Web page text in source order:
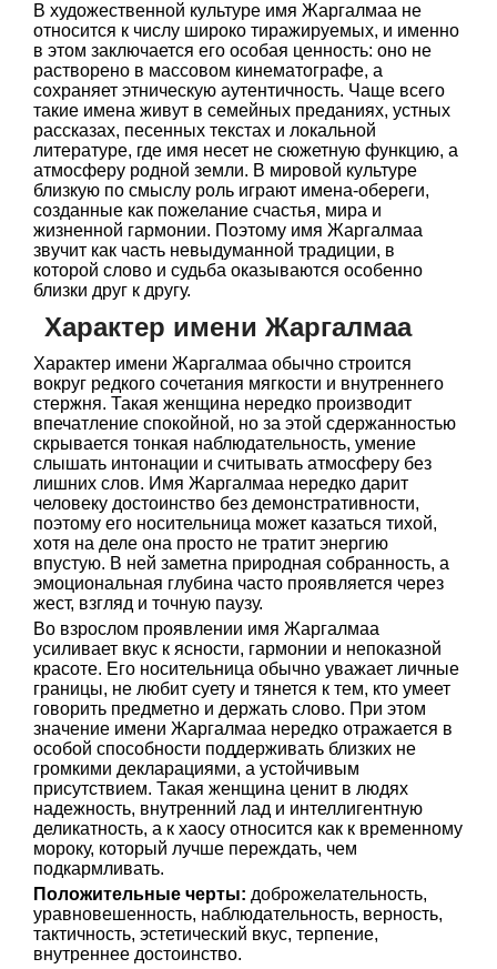
В художественной культуре имя Жаргалмаа не
относится к числу широко тиражируемых, и именно
в этом заключается его особая ценность: оно не
растворено в массовом кинематографе, а
сохраняет этническую аутентичность. Чаще всего
такие имена живут в семейных преданиях, устных
рассказах, песенных текстах и локальной
литературе, где имя несет не сюжетную функцию, а
атмосферу родной земли. В мировой культуре
близкую по смыслу роль играют имена-обереги,
созданные как пожелание счастья, мира и
жизненной гармонии. Поэтому имя Жаргалмаа
звучит как часть невыдуманной традиции, в
которой слово и судьба оказываются особенно
близки друг к другу.
Характер имени Жаргалмаа
Характер имени Жаргалмаа обычно строится
вокруг редкого сочетания мягкости и внутреннего
стержня. Такая женщина нередко производит
впечатление спокойной, но за этой сдержанностью
скрывается тонкая наблюдательность, умение
слышать интонации и считывать атмосферу без
лишних слов. Имя Жаргалмаа нередко дарит
человеку достоинство без демонстративности,
поэтому его носительница может казаться тихой,
хотя на деле она просто не тратит энергию
впустую. В ней заметна природная собранность, а
эмоциональная глубина часто проявляется через
жест, взгляд и точную паузу.
Во взрослом проявлении имя Жаргалмаа
усиливает вкус к ясности, гармонии и непоказной
красоте. Его носительница обычно уважает личные
границы, не любит суету и тянется к тем, кто умеет
говорить предметно и держать слово. При этом
значение имени Жаргалмаа нередко отражается в
особой способности поддерживать близких не
громкими декларациями, а устойчивым
присутствием. Такая женщина ценит в людях
надежность, внутренний лад и интеллигентную
деликатность, а к хаосу относится как к временному
мороку, который лучше переждать, чем
подкармливать.
Положительные черты: доброжелательность,
уравновешенность, наблюдательность, верность,
тактичность, эстетический вкус, терпение,
внутреннее достоинство.